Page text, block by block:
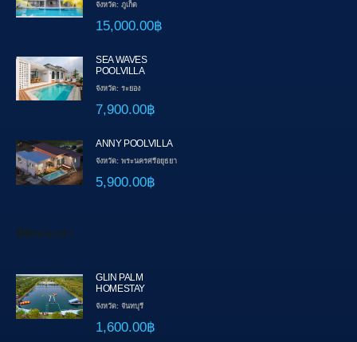
จังหวัด: ภูเก็ต
15,000.00฿
SEA WAVES
POOLVILLA
จังหวัด: ระยอง
7,900.00฿
ANNY POOLVILLA
จังหวัด: พระนครศรีอยุธยา
5,900.00฿
ที่พักแนะนำ
GLIN PALM
HOMESTAY
จังหวัด: จันทบุรี
1,600.00฿